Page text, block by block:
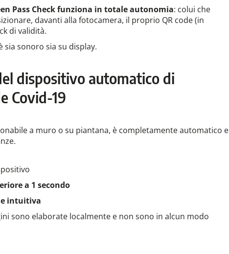
Pass Checkfunziona in totale autonomia: colui che
davanti alla fotocamera, il proprio QR code (in
di validità.
sia sonoro sia su display.
dispositivo automatico di
Covid-19
a muro o su piantana, è completamente automatico e
a 1 secondo
intuitiva
sono elaborate localmente e non sono in alcun modo